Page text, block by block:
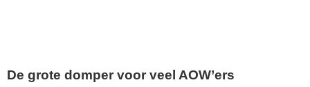
De grote domper voor veel AOW’ers